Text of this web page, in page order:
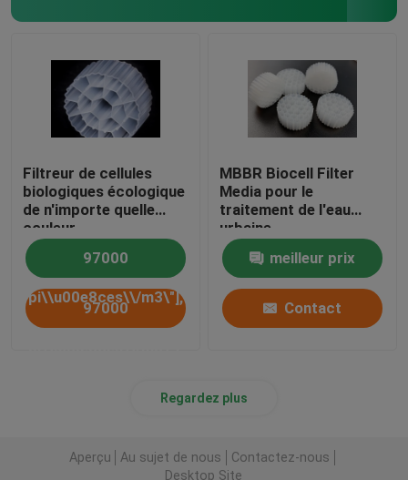
Filtreur de cellules
biologiques écologique
de n'importe quelle
couleur
97000
pi\\u00e8ces\\/m3\"],
votre Filtreur de
97000
est le prix CAF sur
MBBR Biocell Filter
Media pour le
traitement de l'eau
urbaine
meilleur prix
Contact
Regardez plus
Aperçu Au sujet de nous
Contactez-nous
Desktop Site